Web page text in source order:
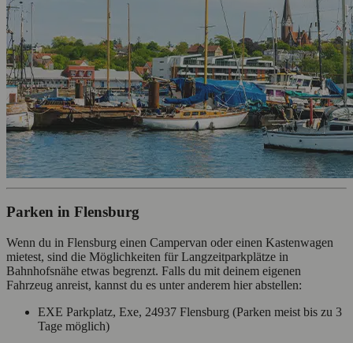
Parken in Flensburg
Wenn du in Flensburg einen Campervan oder einen Kastenwagen
mietest, sind die Möglichkeiten für Langzeitparkplätze in
Bahnhofsnähe etwas begrenzt. Falls du mit deinem eigenen
Fahrzeug anreist, kannst du es unter anderem hier abstellen:
EXE Parkplatz, Exe, 24937 Flensburg (Parken meist bis zu 3
Tage möglich)